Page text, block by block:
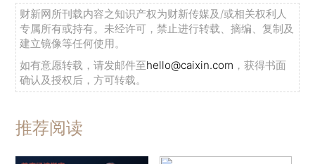
财新网所刊载内容之知识产权为财新传媒及/或相关权利人
专属所有或持有。未经许可，禁止进行转载、摘编、复制及
建立镜像等任何使用。
如有意愿转载，请发邮件至hello@caixin.com ，获得书面
确认及授权后，方可转载。
推荐阅读